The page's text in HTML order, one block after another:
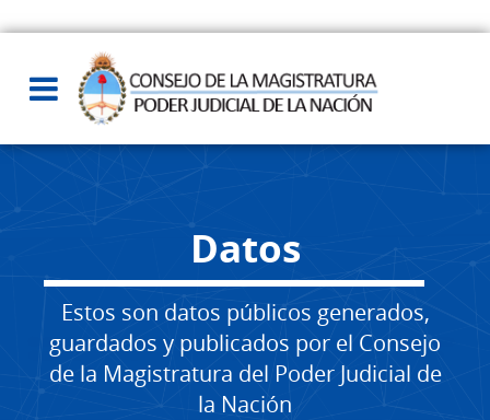
Datos
Estos son datos públicos generados,
guardados y publicados por el Consejo
de la Magistratura del Poder Judicial de
la Nación